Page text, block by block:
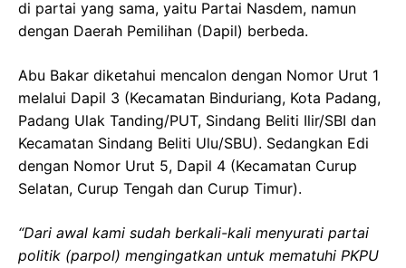
di partai yang sama, yaitu Partai Nasdem, namun
dengan Daerah Pemilihan (Dapil) berbeda.
Abu Bakar diketahui mencalon dengan Nomor Urut 1
melalui Dapil 3 (Kecamatan Binduriang, Kota Padang,
Padang Ulak Tanding/PUT, Sindang Beliti Ilir/SBI dan
Kecamatan Sindang Beliti Ulu/SBU). Sedangkan Edi
dengan Nomor Urut 5, Dapil 4 (Kecamatan Curup
Selatan, Curup Tengah dan Curup Timur).
“Dari awal kami sudah berkali-kali menyurati partai
politik (parpol) mengingatkan untuk mematuhi PKPU